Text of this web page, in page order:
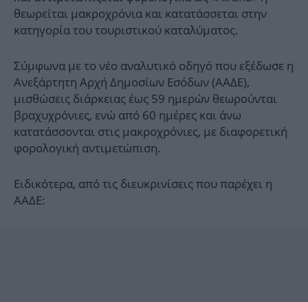
θεωρείται μακροχρόνια και κατατάσσεται στην
κατηγορία του τουριστικού καταλύματος.
Σύμφωνα με το νέο αναλυτικό οδηγό που εξέδωσε η
Ανεξάρτητη Αρχή Δημοσίων Εσόδων (ΑΑΔΕ),
μισθώσεις διάρκειας έως 59 ημερών θεωρούνται
βραχυχρόνιες, ενώ από 60 ημέρες και άνω
κατατάσσονται στις μακροχρόνιες, με διαφορετική
φορολογική αντιμετώπιση.
Ειδικότερα, από τις διευκρινίσεις που παρέχει η
ΑΑΔΕ: